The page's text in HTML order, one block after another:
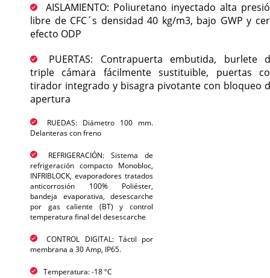
AISLAMIENTO: Poliuretano inyectado alta
libre de CFC´s densidad 40 kg/m3, bajo GWP y
efecto ODP
PUERTAS: Contrapuerta embutida, burlete
triple cámara fácilmente sustituible, puertas
tirador integrado y bisagra pivotante con bloqueo
apertura
RUEDAS: Diámetro 100 mm.
Delanteras con freno
REFRIGERACIÓN: Sistema de
refrigeración compacto Monobloc,
INFRIBLOCK, evaporadores tratados
anticorrosión 100% Poliéster,
bandeja evaporativa, desescarche
por gas caliente (BT) y control
temperatura final del desescarche
CONTROL DIGITAL: Táctil por
membrana a 30 Amp, IP65.
Temperatura: -18 ºC